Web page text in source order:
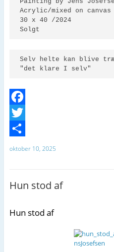
Acrylic/mixed on canvas
30 x 40 /2024
Solgt
Selv helte kan blive
"det klare I selv"
F
a
o
o
T
w
t
e
D
oktober 10, 2025
Hun stod af
Hun stod af